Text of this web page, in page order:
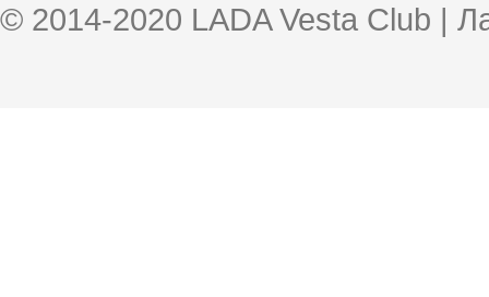
© 2014-2020 LADA Vesta Club |